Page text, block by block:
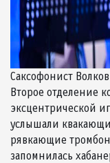
Саксофонист
Второе отделение
эксцентрической
услышали
рявкающие
запомнилась